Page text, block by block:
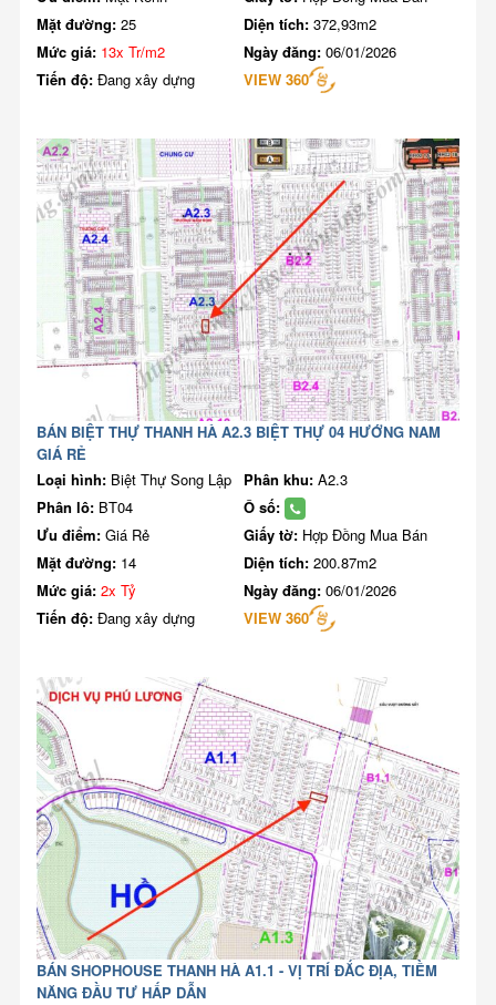
Mặt đường: 25 Diện tích: 372,93m2
Mức giá: 13x Tr/m2 Ngày đăng: 06/01/2026
Tiến độ: Đang xây dựng VIEW 360
BÁN BIỆT THỰ THANH HÀ A2.3 BIỆT THỰ 04 HƯỚNG NAM
GIÁ RẺ
Loại hình: Biệt Thự Song Lập Phân khu: A2.3
Phân lô: BT04
Ô số:
Ưu điểm: Giá Rẻ Giấy tờ: Hợp Đồng Mua Bán
Mặt đường: 14 Diện tích: 200.87m2
Mức giá: 2x Tỷ Ngày đăng: 06/01/2026
Tiến độ: Đang xây dựng VIEW 360
BÁN SHOPHOUSE THANH HÀ A1.1 - VỊ TRÍ ĐẮC ĐỊA, TIỀM
NĂNG ĐẦU TƯ HẤP DẪN